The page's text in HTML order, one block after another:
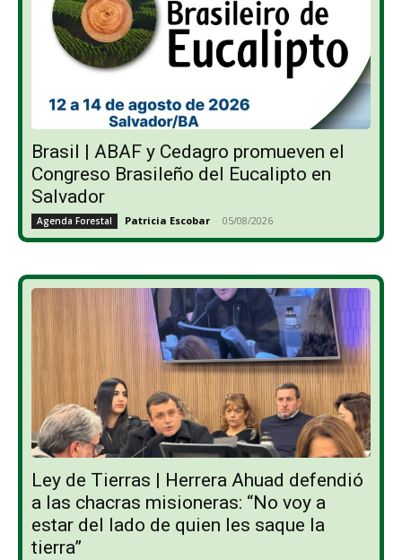
Brasil | ABAF y Cedagro promueven el
Congreso Brasileño del Eucalipto en
Salvador
Agenda Forestal Patricia Escobar - 05/08/2026
Ley de Tierras | Herrera Ahuad defendió
a las chacras misioneras: “No voy a
estar del lado de quien les saque la
tierra”